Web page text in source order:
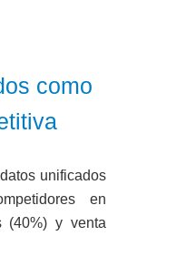
como
unificados
en
(40%) y venta